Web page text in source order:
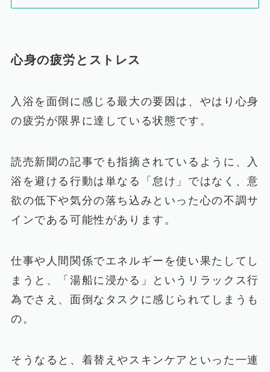
心身の疲労とストレス
入浴を面倒に感じる最大の要因は、やはり心身
の疲労が限界に達している状態です。
読売新聞の記事でも指摘されているように、入
浴を避ける行動は単なる「怠け」ではなく、意
欲の低下や気分の落ち込みといった心の不調サ
インである可能性があります。
仕事や人間関係でエネルギーを使い果たしてし
まうと、「湯船に浸かる」というリラックス行
為でさえ、面倒なタスクに感じられてしまうも
の。
そうなると、着替えやスキンケアといった一連